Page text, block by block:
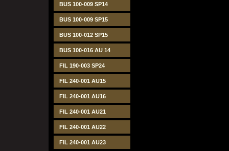
BUS 100-009 SP14
BUS 100-009 SP15
BUS 100-012 SP15
BUS 100-016 AU 14
FIL 190-003 SP24
FIL 240-001 AU15
FIL 240-001 AU16
FIL 240-001 AU21
FIL 240-001 AU22
FIL 240-001 AU23